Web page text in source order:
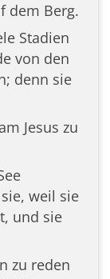
dem Berg.
Stadien
von den
denn sie
Jesus zu
weil sie
und sie
zu reden